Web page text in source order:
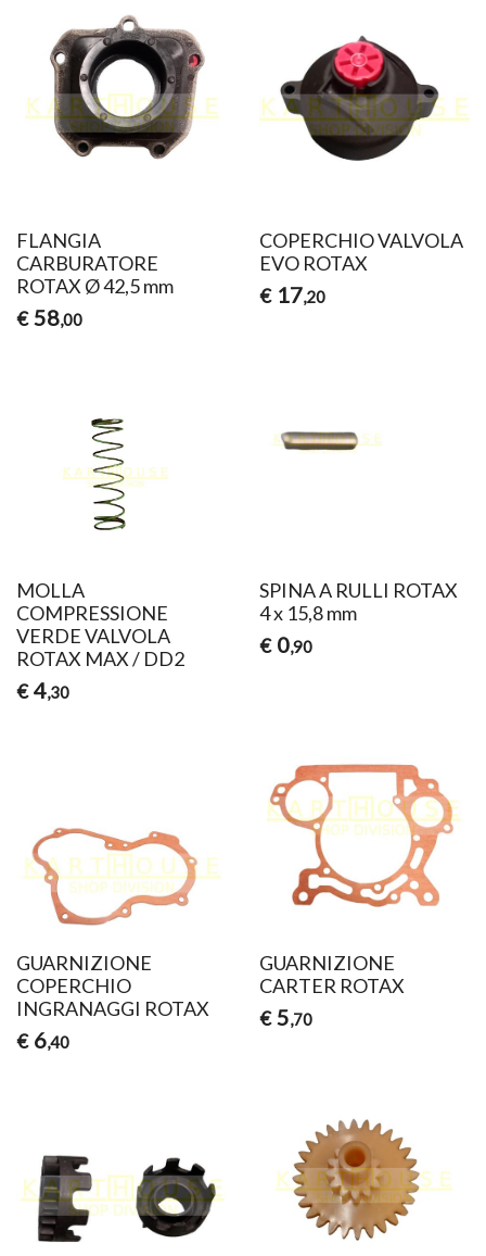
FLANGIA
CARBURATORE
ROTAX Ø 42,5 mm
€ 58,00
COPERCHIO VALVOLA
EVO ROTAX
€ 17,20
MOLLA
COMPRESSIONE
VERDE VALVOLA
ROTAX MAX / DD2
€ 4,30
SPINA A RULLI ROTAX
4 x 15,8 mm
€ 0,90
GUARNIZIONE
COPERCHIO
INGRANAGGI ROTAX
€ 6,40
GUARNIZIONE
CARTER ROTAX
€ 5,70